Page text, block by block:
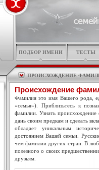
ПОДБОР ИМЕНИ ТЕСТЫ
ПРОИСХОЖДЕНИЕ
Происхождение
Фамилия это имя Вашего рода,
«семья»). Приблизьтесь к
фамилии. Узнать
дань своим предкам и сделать
обладает уникальным
достоянием Вашей семьи.
чем фамилии других стран. В
полезного о своих
друзьям.